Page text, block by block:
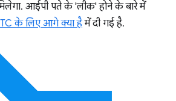
आईपी पते के 'लीक' होने के बारे में
के लिए आगे क्या हैमें दी गई है.